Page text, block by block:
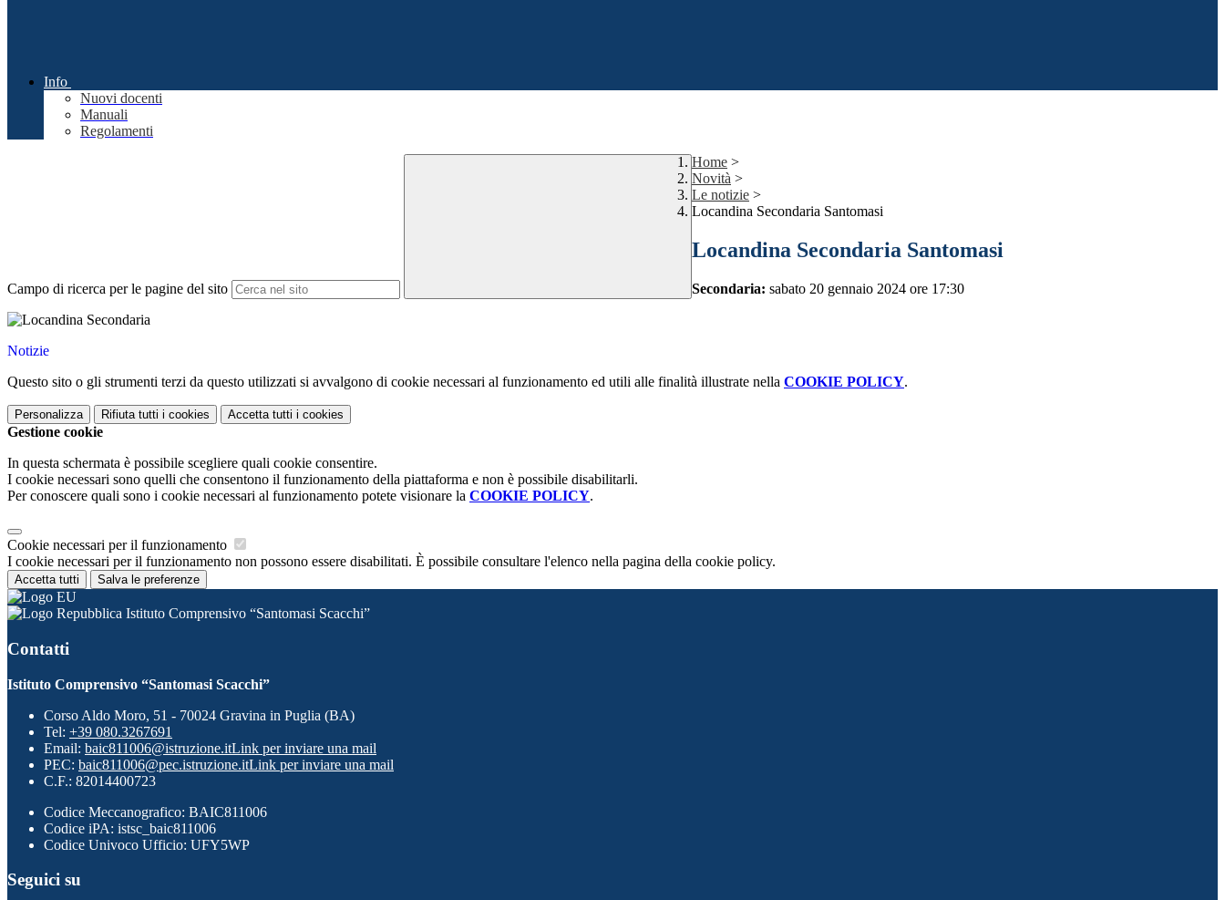
Info
Nuovi docenti
Manuali
Regolamenti
Campo di ricerca per le pagine del sito
Home >
Novità >
Le notizie >
Locandina Secondaria Santomasi
Locandina Secondaria Santomasi
Secondaria: sabato 20 gennaio 2024 ore 17:30
Notizie
Questo sito o gli strumenti terzi da questo utilizzati si avvalgono di cookie necessari al funzionamento ed utili alle finalità illustrate nella COOKIE POLICY.
Personalizza Rifiuta tutti i cookies Accetta tutti i cookies
Gestione cookie
In questa schermata è possibile scegliere quali cookie consentire.
I cookie necessari sono quelli che consentono il funzionamento della piattaforma e non è possibile disabilitarli.
Per conoscere quali sono i cookie necessari al funzionamento potete visionare la COOKIE POLICY.
Cookie necessari per il funzionamento
I cookie necessari per il funzionamento non possono essere disabilitati. È possibile consultare l'elenco nella pagina della cookie policy.
Accetta tutti Salva le preferenze
Istituto Comprensivo “Santomasi Scacchi”
Contatti
Istituto Comprensivo “Santomasi Scacchi”
Corso Aldo Moro, 51 - 70024 Gravina in Puglia (BA)
Tel: +39 080.3267691
Email: baic811006@istruzione.itLink per inviare una mail
PEC: baic811006@pec.istruzione.itLink per inviare una mail
C.F.: 82014400723
Codice Meccanografico: BAIC811006
Codice iPA: istsc_baic811006
Codice Univoco Ufficio: UFY5WP
Seguici su